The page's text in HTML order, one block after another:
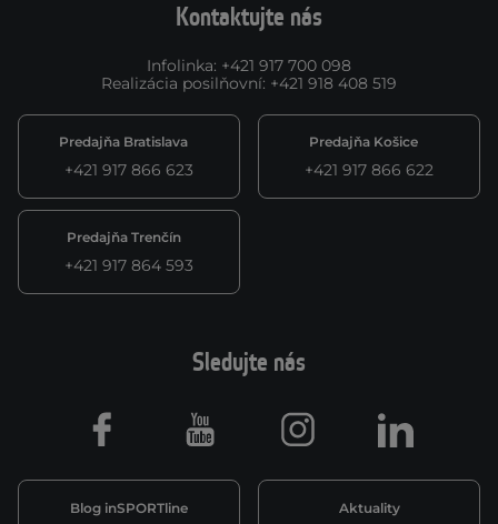
Kontaktujte nás
Infolinka: +421 917 700 098
Realizácia posilňovní: +421 918 408 519
Predajňa Bratislava
+421 917 866 623
Predajňa Košice
+421 917 866 622
Predajňa Trenčín
+421 917 864 593
Sledujte nás
Blog inSPORTline Aktuality
Facebook Youtube Instagram LinkedIn